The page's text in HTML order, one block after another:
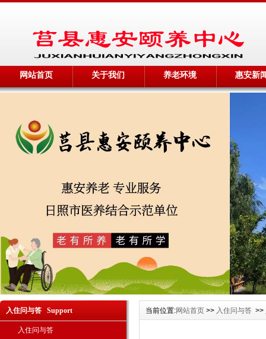
网站首页 关于我们 养老环境 惠安新
入住问与答 Support
入住问与答
当前位置:网站首页 >> 入住问与答 >>